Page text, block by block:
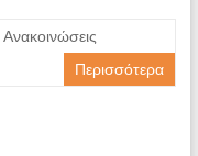
Ανακοινώσεις
Περισσότερα